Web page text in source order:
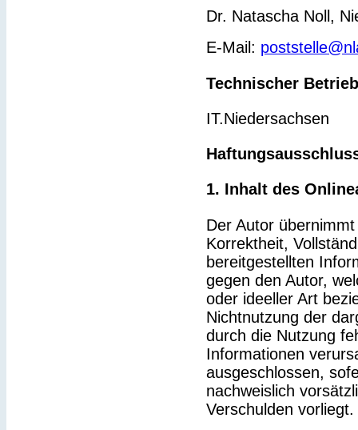
Dr. Natascha Noll,
E-Mail:
Technischer Betrieb
IT.Niedersachsen
1. Inhalt des
Der Autor
Korrektheit,
bereitgestellten
gegen den Autor,
oder ideeller Art
Nichtnutzung der
durch die Nutzung
Informationen
ausgeschlossen,
nachweislich
Verschulden vorliegt.